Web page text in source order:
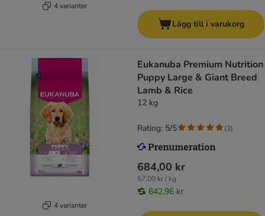
4 varianter
Lägg till i varukorg
4 varianter
Eukanuba Premium Nutrition
Puppy Large & Giant Breed
Lamb & Rice
12 kg
684,00 kr
57,00 kr / kg
642,96 kr
Rating: 5/5 (3)